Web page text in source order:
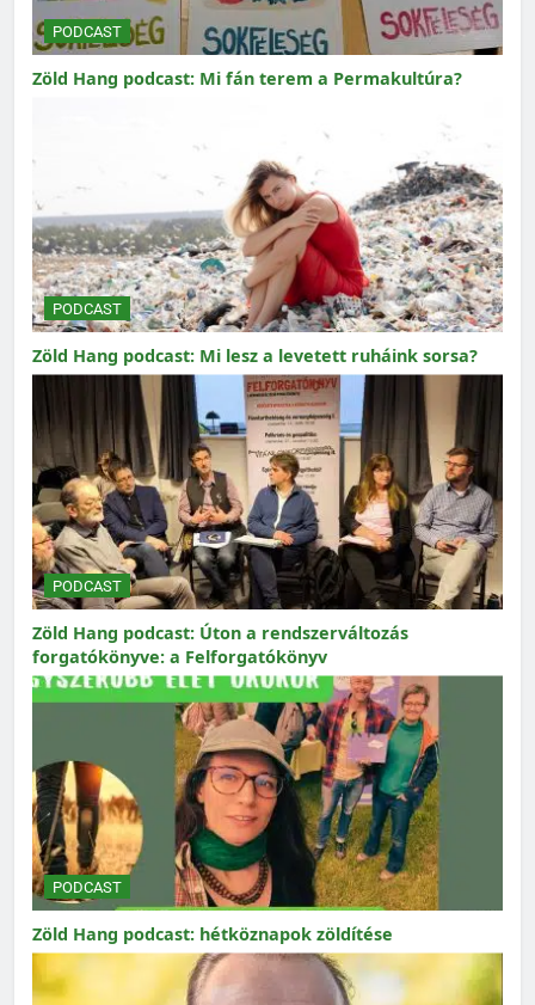
PODCAST
Zöld Hang podcast: Mi fán terem a Permakultúra?
PODCAST
Zöld Hang podcast: Mi lesz a levetett ruháink sorsa?
PODCAST
Zöld Hang podcast: Úton a rendszerváltozás
forgatókönyve: a Felforgatókönyv
PODCAST
Zöld Hang podcast: hétköznapok zöldítése